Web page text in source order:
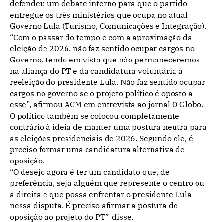
defendeu um debate interno para que o partido
entregue os três ministérios que ocupa no atual
Governo Lula (Turismo, Comunicações e Integração).
“Com o passar do tempo e com a aproximação da
eleição de 2026, não faz sentido ocupar cargos no
Governo, tendo em vista que não permaneceremos
na aliança do PT e da candidatura voluntária à
reeleição do presidente Lula. Não faz sentido ocupar
cargos no governo se o projeto político é oposto a
esse”, afirmou ACM em entrevista ao jornal O Globo.
O político também se colocou completamente
contrário à ideia de manter uma postura neutra para
as eleições presidenciais de 2026. Segundo ele, é
preciso formar uma candidatura alternativa de
oposição.
“O desejo agora é ter um candidato que, de
preferência, seja alguém que represente o centro ou
a direita e que possa enfrentar o presidente Lula
nessa disputa. É preciso afirmar a postura de
oposição ao projeto do PT”, disse.